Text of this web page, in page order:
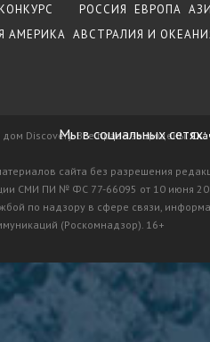
РОССИЯ ЕВРОПА
АМЕРИКА АВСТРАЛИЯ И
Discovery. Все права защищены.
сайта без разрешения
СМИ ПИ № ФС 77-66095 от 10 июня
по надзору в сфере связи,
(Роскомнадзор). 16+
Мы в социальных сетях: